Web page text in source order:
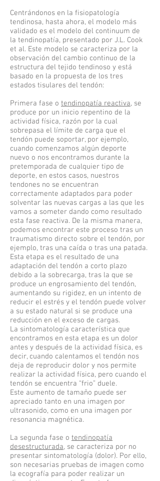
Centrándonos en la fisiopatología
tendinosa, hasta ahora, el modelo más
validado es el modelo del continuum de
la tendinopatía, presentado por J.L. Cook
et al. Este modelo se caracteriza por la
observación del cambio continuo de la
estructura del tejido tendinoso y está
basado en la propuesta de los tres
estados tisulares del tendón:
Primera fase o tendinopatía reactiva, se
produce por un inicio repentino de la
actividad física, razón por la cual
sobrepasa el límite de carga que el
tendón puede soportar, por ejemplo,
cuando comenzamos algún deporte
nuevo o nos encontramos durante la
pretemporada de cualquier tipo de
deporte, en estos casos, nuestros
tendones no se encuentran
correctamente adaptados para poder
solventar las nuevas cargas a las que les
vamos a someter dando como resultado
esta fase reactiva. De la misma manera,
podemos encontrar este proceso tras un
traumatismo directo sobre el tendón, por
ejemplo, tras una caída o tras una patada.
Esta etapa es el resultado de una
adaptación del tendón a corto plazo
debido a la sobrecarga, tras la que se
produce un engrosamiento del tendón,
aumentando su rigidez, en un intento de
reducir el estrés y el tendón puede volver
a su estado natural si se produce una
reducción en el exceso de cargas.
La sintomatología característica que
encontramos en esta etapa es un dolor
antes y después de la actividad física, es
decir, cuando calentamos el tendón nos
deja de reproducir dolor y nos permite
realizar la actividad física, pero cuando el
tendón se encuentra “frio” duele.
Este aumento de tamaño puede ser
apreciado tanto en una imagen por
ultrasonido, como en una imagen por
resonancia magnética.
La segunda fase o tendinopatía
desestructurada, se caracteriza por no
presentar sintomatología (dolor). Por ello,
son necesarias pruebas de imagen como
la ecografía para poder realizar un